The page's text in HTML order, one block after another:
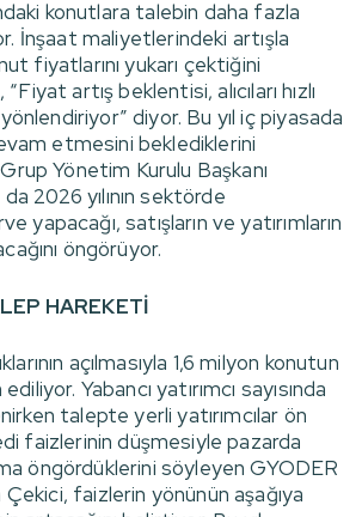
konutlara talebin daha fazla
İnşaat maliyetlerindeki artışla
fiyatlarını yukarı çektiğini
artış beklentisi, alıcıları hızlı
diyor. Bu yıl iç piyasada
etmesini beklediklerini
Yönetim Kurulu Başkanı
2026 yılının sektörde
yapacağı, satışların ve yatırımların
öngörüyor.
HAREKETİ
açılmasıyla 1,6 milyon konutun
Yabancı yatırımcı sayısında
talepte yerli yatırımcılar ön
faizlerinin düşmesiyle pazarda
öngördüklerini söyleyen GYODER
Çekici, faizlerin yönünün aşağıya